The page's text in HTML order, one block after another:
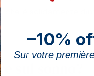
che è solidamente
sul sonno?
–10%
Sur votre